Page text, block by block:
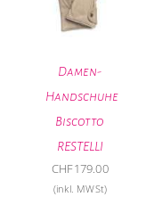
Damen-
Handschuhe
Biscotto
RESTELLI
CHF179.00
(inkl. MWSt)